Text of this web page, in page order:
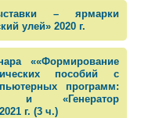
– ярмарки
улей» 2020 г.
««Формирование
пособий с
программ:
и «Генератор
г. (3 ч.)